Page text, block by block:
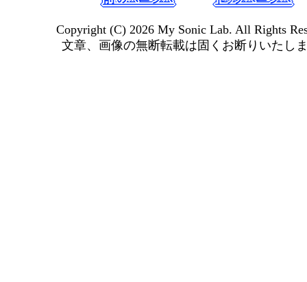
Copyright (C) 2026 My Sonic Lab. All Rights
文章、画像の無断転載は固くお断りいたし